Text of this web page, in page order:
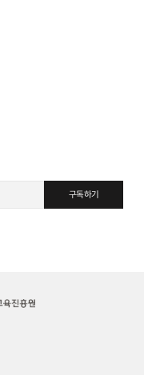
구독하기